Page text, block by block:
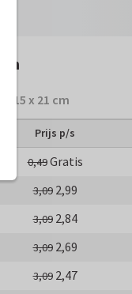
15 x 21 cm
Prijs p/s
0,49Gratis
3,09 2,99
3,09 2,84
3,09 2,69
3,09 2,47